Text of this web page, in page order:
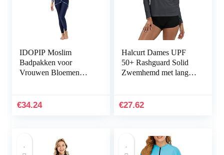
IDOPIP Moslim
Badpakken voor
Vrouwen Bloemen
Bescheiden Badmode
€34.24
Halcurt Dames UPF
50+ Rashguard Solid
Zwemhemd met lange
€27.62